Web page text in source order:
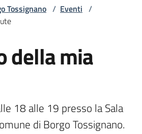
Tossignano / Eventi /
della mia
18 alle 19 presso la Sala
di Borgo Tossignano.